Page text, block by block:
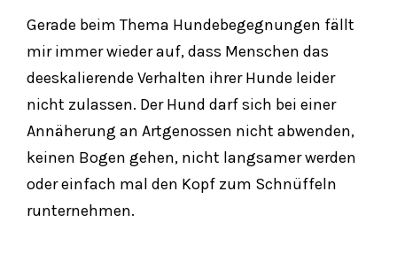
Gerade beim Thema Hundebegegnungen fällt
mir immer wieder auf, dass Menschen das
deeskalierende Verhalten ihrer Hunde leider
nicht zulassen. Der Hund darf sich bei einer
Annäherung an Artgenossen nicht abwenden,
keinen Bogen gehen, nicht langsamer werden
oder einfach mal den Kopf zum Schnüffeln
runternehmen.